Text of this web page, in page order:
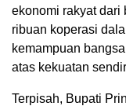
ekonomi rakyat dari
ribuan koperasi
kemampuan
atas kekuatan
Terpisah, Bupati